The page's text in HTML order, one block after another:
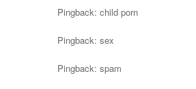
Pingback: child porn
Pingback: sex
Pingback: spam